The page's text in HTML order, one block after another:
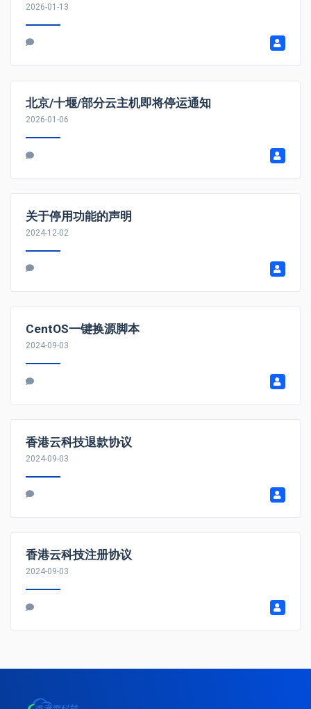
2026-01-13
北京/十堰/部分云主机即将停运通知
2026-01-06
关于停用功能的声明
2024-12-02
CentOS一键换源脚本
2024-09-03
香港云科技退款协议
2024-09-03
香港云科技注册协议
2024-09-03